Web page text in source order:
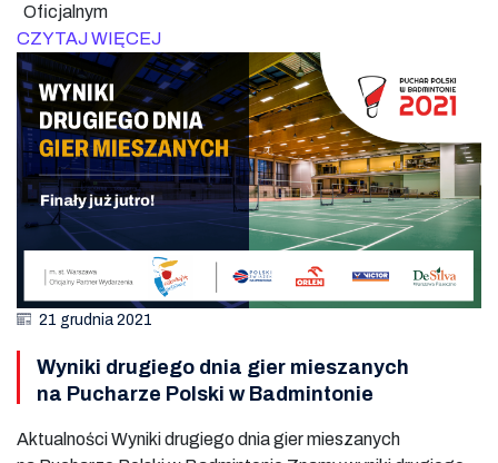
Oficjalnym
CZYTAJ WIĘCEJ
21 grudnia 2021
Wyniki drugiego dnia gier mieszanych
na Pucharze Polski w Badmintonie
Aktualności Wyniki drugiego dnia gier mieszanych